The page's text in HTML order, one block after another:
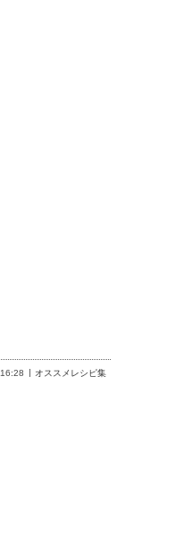
16:28 オススメレシピ集